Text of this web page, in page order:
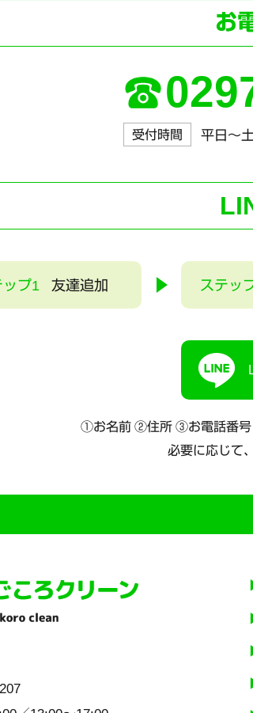
お
受付時間 平日～
ップ1 友達追加 ステッ
①お名前 ②住所 ③お電話番号
必要に応じて